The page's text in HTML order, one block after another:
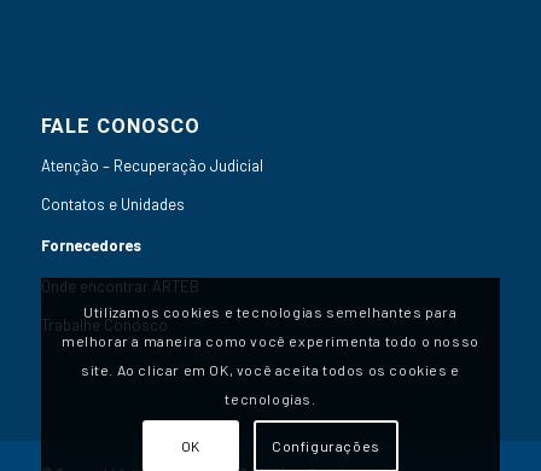
FALE CONOSCO
Atenção – Recuperação Judicial
Contatos e Unidades
Fornecedores
Onde encontrar ARTEB
Trabalhe Conosco
Utilizamos cookies e tecnologias semelhantes para
melhorar a maneira como você experimenta todo o nosso
site. Ao clicar em OK, você aceita todos os cookies e
tecnologias.
OK Configurações